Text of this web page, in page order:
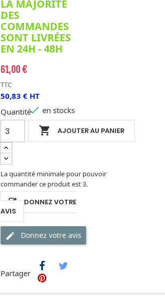
LA MAJORITÉ
DES
COMMANDES
SONT LIVRÉES
EN 24H - 48H
61,00 €
TTC
50,83 € HT
Quantité
 AJOUTER AU PANIER
 en stocks
La quantité minimale pour pouvoir
commander ce produit est 3.
DONNEZ VOTRE
AVIS
Donnez votre avis
Partager